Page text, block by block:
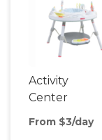
Activity
Center
From $3/day